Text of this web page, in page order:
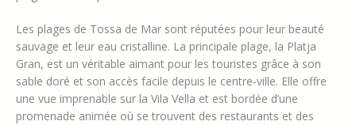
Les plages de Tossa de Mar sont réputées pour leur beauté
sauvage et leur eau cristalline. La principale plage, la Platja
Gran, est un véritable aimant pour les touristes grâce à son
sable doré et son accès facile depuis le centre-ville. Elle offre
une vue imprenable sur la Vila Vella et est bordée d’une
promenade animée où se trouvent des restaurants et des